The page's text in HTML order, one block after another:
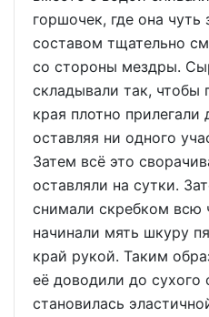
горшочек, где она чуть
составом тщательно
со стороны мездры.
складывали так, чтобы
края плотно прилегали
оставляя ни одного
Затем всё это
оставляли на сутки.
снимали скребком всю
начинали мять шкуру
край рукой. Таким
её доводили до сухого
становилась